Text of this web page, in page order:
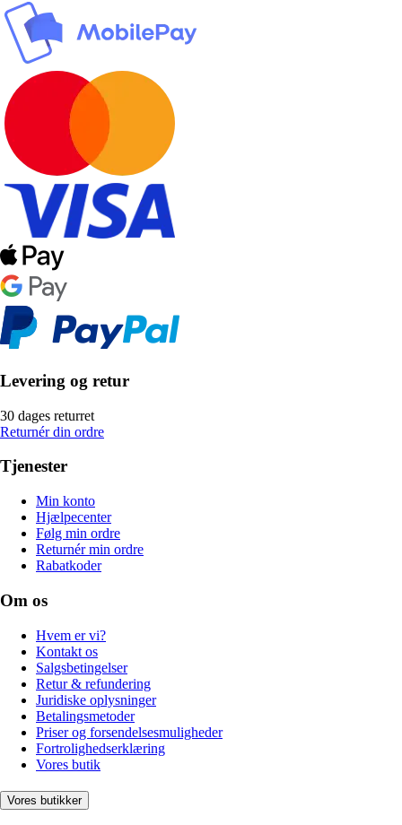
Levering og retur
30 dages returret
Returnér din ordre
Tjenester
Min konto
Hjælpecenter
Følg min ordre
Returnér min ordre
Rabatkoder
Om os
Hvem er vi?
Kontakt os
Salgsbetingelser
Retur & refundering
Juridiske oplysninger
Betalingsmetoder
Priser og forsendelsesmuligheder
Fortrolighedserklæring
Vores butik
Vores butikker